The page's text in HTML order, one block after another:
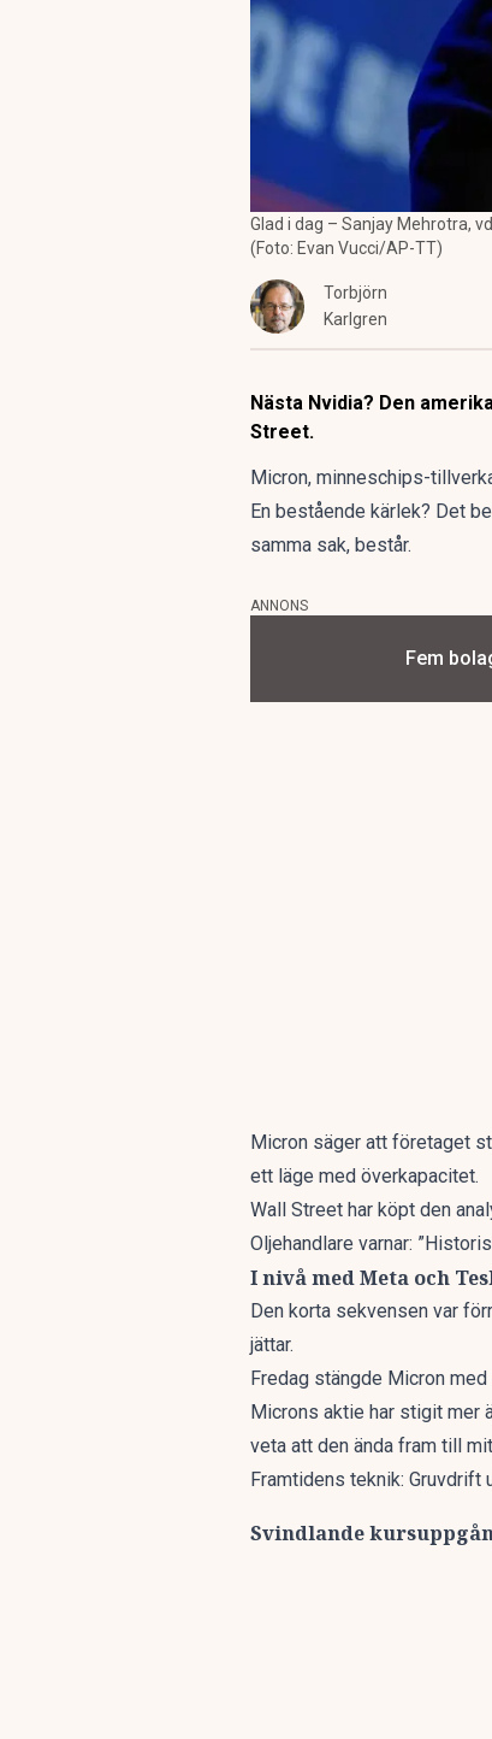
Glad i dag – Sanjay Mehrotra,
(Foto: Evan Vucci/AP-TT)
Torbjörn
Karlgren
Nästa Nvidia? Den
Street.
Micron, minneschips-
En bestående kärlek? Det
samma sak, består.
ANNONS
Fem
Micron säger att företaget
ett läge med överkapacitet.
Wall Street har köpt den
Oljehandlare varnar:
I nivå med Meta och
Den korta sekvensen var
jättar.
Fredag stängde Micron
Microns aktie har stigit mer
veta att den ända fram till
Framtidens teknik: Gruvdrift
Svindlande